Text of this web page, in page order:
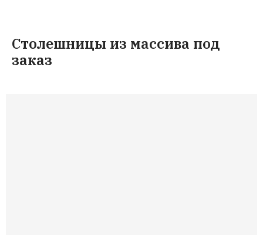
Столешницы из массива под
заказ